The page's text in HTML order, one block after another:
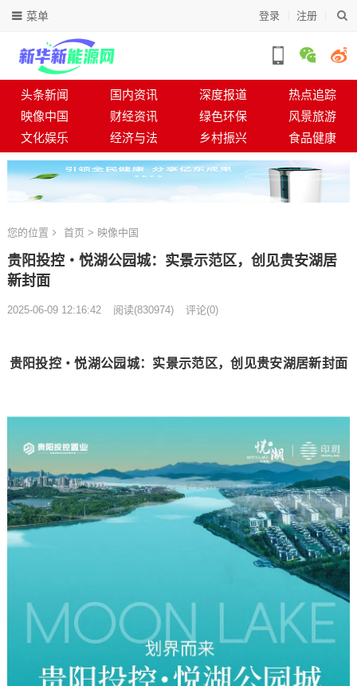
登录 注册
菜单
头条新闻 国内资讯 深度报道
热点追踪
映像中国
财经资讯 绿色环保
风景旅游
文化娱乐
经济与法 乡村振兴 食品健康
您的位置 首页 > 映像中国
贵阳投控・悦湖公园城：实景示范区，创见贵安湖居
新封面
2025-06-09 12:16:42 阅读(830974) 评论(0)
贵阳投控・悦湖公园城：实景示范区，创见贵安湖居新封面